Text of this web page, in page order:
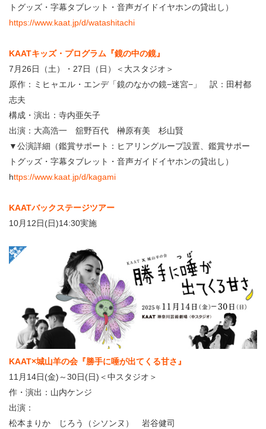
トグッズ・字幕タブレット・音声ガイドイヤホンの貸出し）
https://www.kaat.jp/d/watashitachi
KAATキッズ・プログラム『鏡の中の鏡』
7月26日（土）・27日（日）＜大スタジオ＞
原作：ミヒャエル・エンデ「鏡のなかの鏡−迷宮−」 訳：田村都
志夫
構成・演出：寺内亜矢子
出演：大高浩一 舘野百代 榊原有美 杉山賢
▼公演詳細（鑑賞サポート：ヒアリングループ設置、鑑賞サポー
トグッズ・字幕タブレット・音声ガイドイヤホンの貸出し）
https://www.kaat.jp/d/kagami
KAATバックステージツアー
10月12日(日)14:30実施
KAAT×城山羊の会『勝手に唾が出てくる甘さ』
11月14日(金)～30日(日)＜中スタジオ＞
作・演出：山内ケンジ
出演：
松本まりか じろう（シソンヌ） 岩谷健司